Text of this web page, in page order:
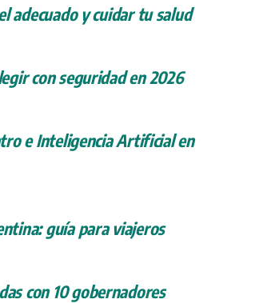
adecuado y cuidar tu salud
con seguridad en 2026
e Inteligencia Artificial en
guía para viajeros
con 10 gobernadores